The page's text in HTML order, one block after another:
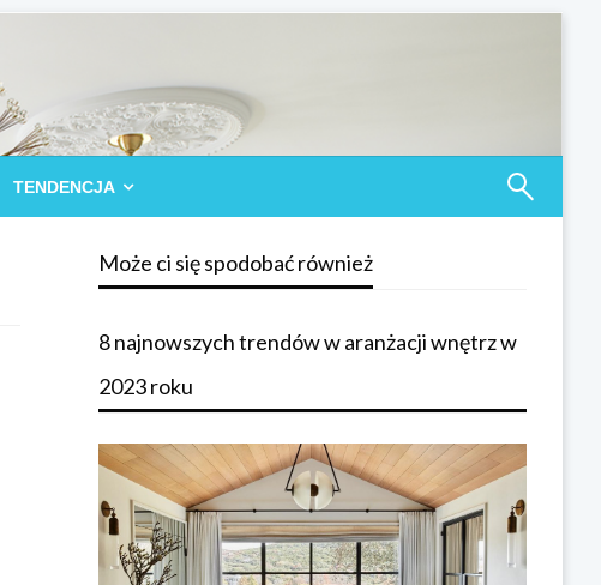
TENDENCJA
Może ci się spodobać również
8 najnowszych trendów w aranżacji wnętrz w
2023 roku